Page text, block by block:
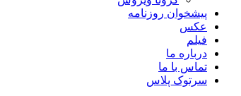
پیشخوان روزنامه
عکس
فیلم
درباره ما
تماس با ما
سرتوک پلاس